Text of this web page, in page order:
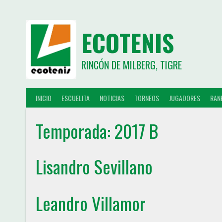
ECOTENIS
RINCÓN DE MILBERG, TIGRE
INICIO ESCUELITA NOTICIAS TORNEOS JUGADORES
Temporada:2017 B
Lisandro Sevillano
Leandro Villamor